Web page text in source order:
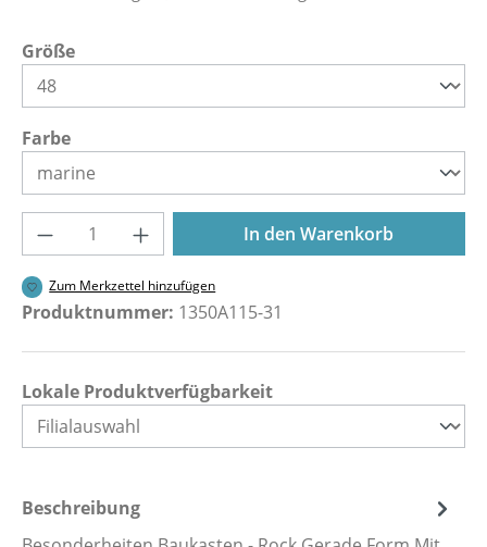
Größeauswählen
Farbeauswählen
Produkt Anzahl: Gib den gewünschten
In den Warenkorb
Zum Merkzettel hinzufügen
Produktnummer: 1350A115-31
Lokale Produktverfügbarkeit
Beschreibung